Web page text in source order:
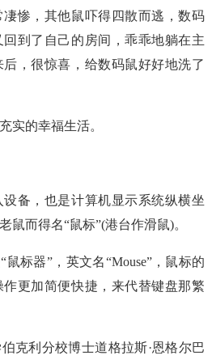
惨，其他鼠吓得四散而逃，数码
到了自己的房间，乖乖地躺在主
，很惊喜，给数码鼠好好地洗了
实的幸福生活。
备，也是计算机显示系统纵横坐
鼠而得名“鼠标”(港台作滑鼠)。
标器”，英文名“Mouse”，鼠标的
更加简便快捷，来代替键盘那繁
克利分校博士道格拉斯·恩格尔巴